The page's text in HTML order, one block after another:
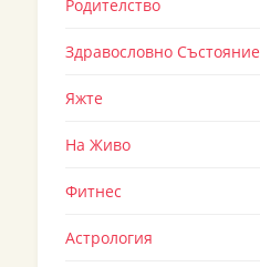
Родителство
Здравословно Състояние
Яжте
На Живо
Фитнес
Астрология